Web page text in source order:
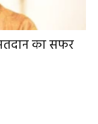
का सफर